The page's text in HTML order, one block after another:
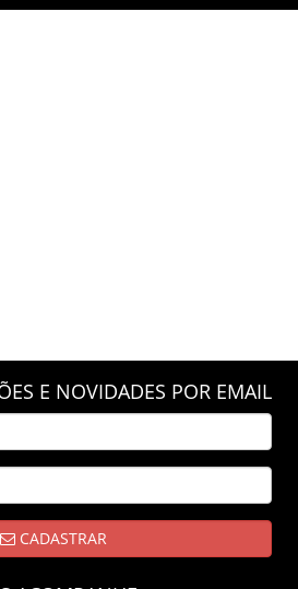
E NOVIDADES POR EMAIL
CADASTRAR